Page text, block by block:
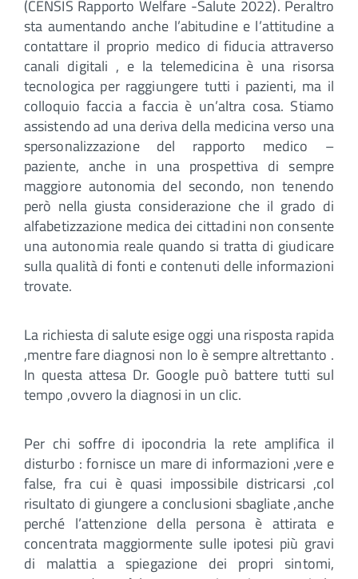
(CENSIS Rapporto Welfare -Salute 2022). Peraltro
sta aumentando anche l’abitudine e l’attitudine a
contattare il proprio medico di fiducia attraverso
canali digitali , e la telemedicina è una risorsa
tecnologica per raggiungere tutti i pazienti, ma il
colloquio faccia a faccia è un’altra cosa. Stiamo
assistendo ad una deriva della medicina verso una
spersonalizzazione del rapporto medico –
paziente, anche in una prospettiva di sempre
maggiore autonomia del secondo, non tenendo
però nella giusta considerazione che il grado di
alfabetizzazione medica dei cittadini non consente
una autonomia reale quando si tratta di giudicare
sulla qualità di fonti e contenuti delle informazioni
trovate.
La richiesta di salute esige oggi una risposta rapida
,mentre fare diagnosi non lo è sempre altrettanto .
In questa attesa Dr. Google può battere tutti sul
tempo ,ovvero la diagnosi in un clic.
Per chi soffre di ipocondria la rete amplifica il
disturbo : fornisce un mare di informazioni ,vere e
false, fra cui è quasi impossibile districarsi ,col
risultato di giungere a conclusioni sbagliate ,anche
perché l’attenzione della persona è attirata e
concentrata maggiormente sulle ipotesi più gravi
di malattia a spiegazione dei propri sintomi,